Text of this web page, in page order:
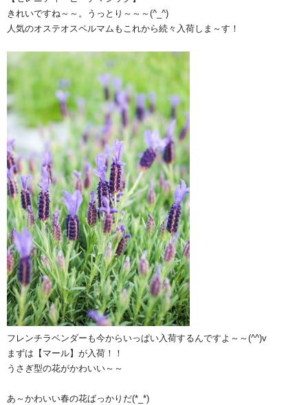
きれいですね～～。うっとり～～～(^_^)
人気のオステオスペルマムもこれから続々入荷しま～す！
フレンチラベンダーも今からいっぱい入荷するんですよ～～(^^)v
まずは【マール】が入荷！！
うさぎ型の花がかわいい～～
あ～かわいい春の花ばっかりだ(*_*)